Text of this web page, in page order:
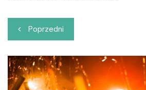
Nawigacja
wpisu
Poprzedni